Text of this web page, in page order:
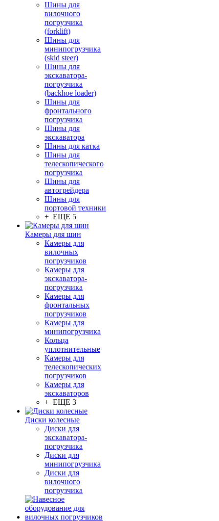
Шины для
вилочного
погрузчика
(forklift)
Шины для
минипогрузчика
(skid steer)
Шины для
экскаватора-
погрузчика
(backhoe loader)
Шины для
фронтального
погрузчика
Шины для
экскаватора
Шины для катка
Шины для
телескопического
погрузчика
Шины для
автогрейдера
Шины для
портовой техники
+ ЕЩЕ 5
Камеры для шин
Камеры для
вилочных
погрузчиков
Камеры для
экскаватора-
погрузчика
Камеры для
фронтальных
погрузчиков
Камеры для
минипогрузчика
Кольца
уплотнительные
Камеры для
телескопических
погрузчиков
Камеры для
экскаваторов
+ ЕЩЕ 3
Диски колесные
Диски для
экскаватора-
погрузчика
Диски для
минипогрузчика
Диски для
вилочного
погрузчика